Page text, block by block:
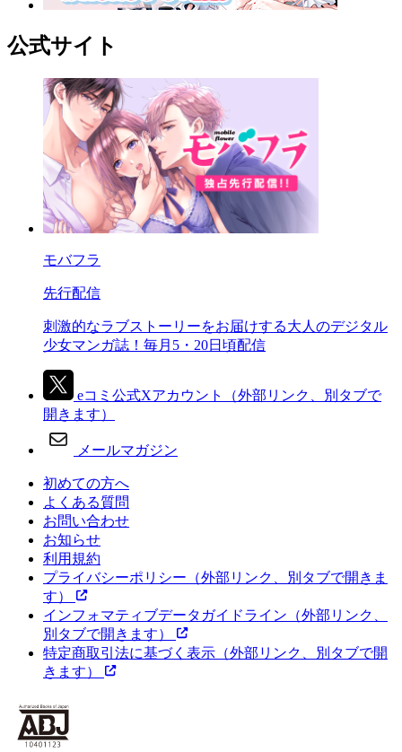
公式サイト
モバフラ
先行配信
刺激的なラブストーリーをお届けする大人のデジタル
少女マンガ誌！毎月5・20日頃配信
eコミ公式Xアカウント
（外部リンク、別タブで
開きます）
メールマガジン
初めての方へ
よくある質問
お問い合わせ
お知らせ
利用規約
プライバシーポリシー （外部リンク、別タブで開きま
す）
インフォマティブデータガイドライン （外部リンク、
別タブで開きます）
特定商取引法に基づく表示 （外部リンク、別タブで開
きます）